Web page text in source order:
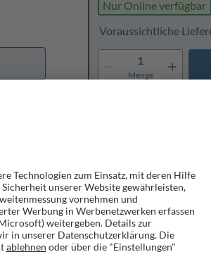
Nur Online verfügbar
Voraussichtliche
1
Menge